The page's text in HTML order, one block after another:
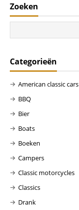
Zoeken
Categorieën
American classic cars
BBQ
Bier
Boats
Boeken
Campers
Classic motorcycles
Classics
Drank